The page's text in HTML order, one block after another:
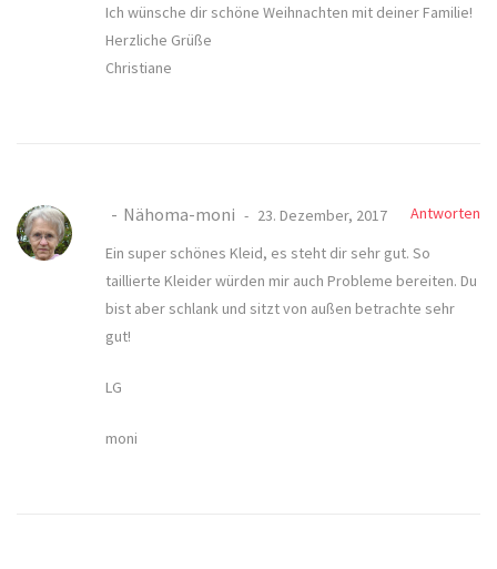
Ich wünsche dir schöne Weihnachten mit deiner Familie!
Herzliche Grüße
Christiane
Nähoma-moni 23. Dezember, 2017
Antworten
Ein super schönes Kleid, es steht dir sehr gut. So
taillierte Kleider würden mir auch Probleme bereiten. Du
bist aber schlank und sitzt von außen betrachte sehr
gut!
LG
moni